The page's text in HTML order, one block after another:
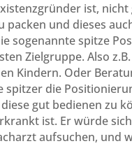
ist,
packen und dieses
sogenannte spitze
Zielgruppe. Also
Kindern. Oder
spitzer die
gut bedienen zu
ist. Er würde
aufsuchen, und